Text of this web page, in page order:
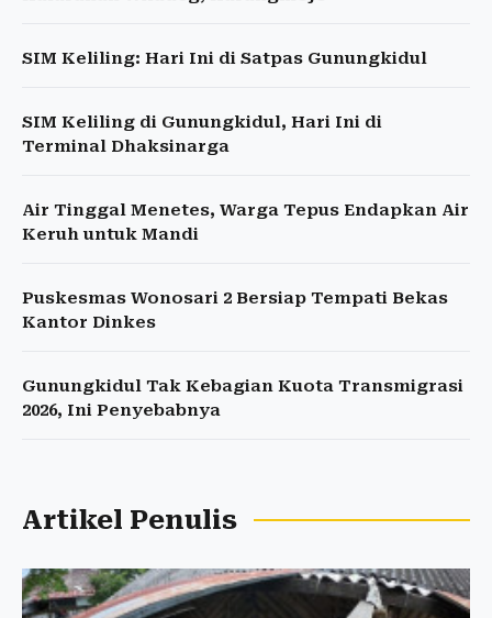
SIM Keliling: Hari Ini di Satpas Gunungkidul
SIM Keliling di Gunungkidul, Hari Ini di
Terminal Dhaksinarga
Air Tinggal Menetes, Warga Tepus Endapkan Air
Keruh untuk Mandi
Puskesmas Wonosari 2 Bersiap Tempati Bekas
Kantor Dinkes
Gunungkidul Tak Kebagian Kuota Transmigrasi
2026, Ini Penyebabnya
Artikel Penulis